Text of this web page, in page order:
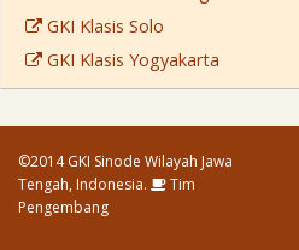
GKI Klasis Solo
GKI Klasis Yogyakarta
©2014 GKI Sinode Wilayah Jawa
Tengah, Indonesia.
Tim
Pengembang